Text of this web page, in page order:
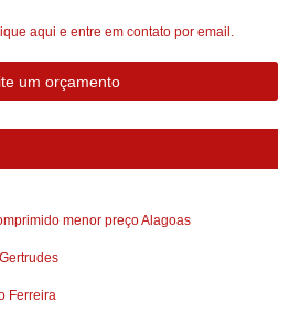
aqui e entre em contato por email.
um orçamento
menor preço Alagoas
Ferreira